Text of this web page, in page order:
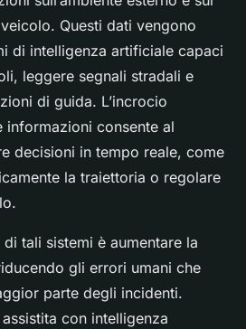
Questi dati vengono
di intelligenza artificiale capaci
leggere segnali stradali e
di guida. L’incrocio
informazioni consente al
decisioni in tempo reale, come
la traiettoria o regolare
tali sistemi è aumentare la
gli errori umani che
parte degli incidenti.
con intelligenza